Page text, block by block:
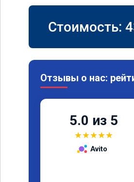
Стоимость:
Отзывы о нас:
5.0 из 5
★★★★★
Avito